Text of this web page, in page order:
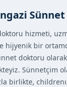
hizmeti,
hijyenik bir
doktoru
Sünnetçim
birlikte,